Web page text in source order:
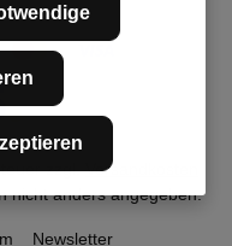
zzgl.Versandkosten
nicht anders angegeben.
Newsletter